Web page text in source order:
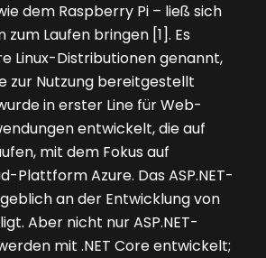
dem Raspberry Pi – ließ sich
zum Laufen bringen [1]. Es
Linux-Distributionen genannt,
zur Nutzung bereitgestellt
in erster Line für Web-
entwickelt, die auf
mit dem Fokus auf
Plattform Azure. Das ASP.NET-
an der Entwicklung von
Aber nicht nur ASP.NET-
mit .NET Core entwickelt;